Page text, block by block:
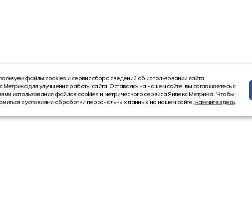
файлы cookies и сервис сбора сведений об использовании сайта
для улучшения работы сайта. Оставаясь на нашем сайте, вы соглашаетесь с
использования файлов cookies и метрического сервиса Яндекс.Метрика . Чтобы
с условиями обработки персональных данных на нашем сайте, нажмите здесь.